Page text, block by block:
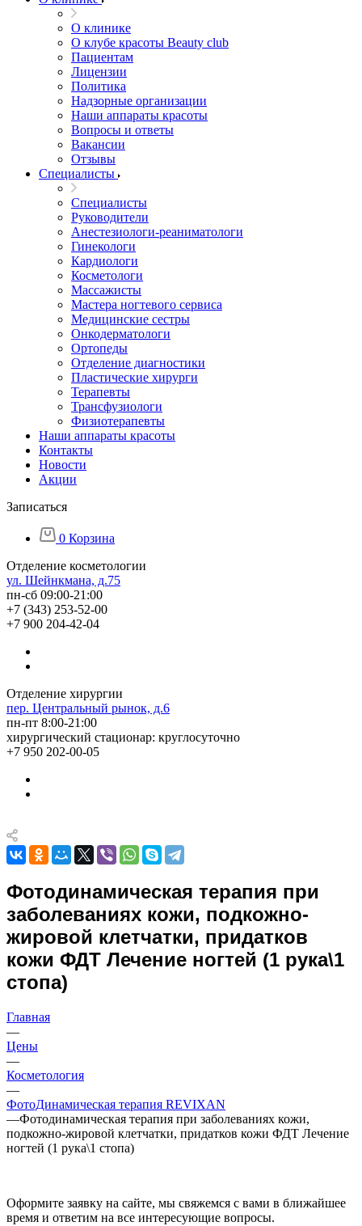
О клинике
О клубе красоты Beauty club
Пациентам
Лицензии
Политика
Надзорные организации
Наши аппараты красоты
Вопросы и ответы
Вакансии
Отзывы
Специалисты
Специалисты
Руководители
Анестезиологи-реаниматологи
Гинекологи
Кардиологи
Косметологи
Массажисты
Мастера ногтевого сервиса
Медицинские сестры
Онкодерматологи
Ортопеды
Отделение диагностики
Пластические хирурги
Терапевты
Трансфузиологи
Физиотерапевты
Наши аппараты красоты
Контакты
Новости
Акции
Записаться
0 Корзина
Отделение косметологии
ул. Шейнкмана, д.75
пн-сб 09:00-21:00
+7 (343) 253-52-00
+7 900 204-42-04
Отделение хирургии
пер. Центральный рынок, д.6
пн-пт 8:00-21:00
хирургический стационар: круглосуточно
+7 950 202-00-05
Фотодинамическая терапия при
заболеваниях кожи, подкожно-
жировой клетчатки, придатков
кожи ФДТ Лечение ногтей (1 рука\1
стопа)
Главная
—
Цены
—
Косметология
—
ФотоДинамическая терапия REVIXAN
—Фотодинамическая терапия при заболеваниях кожи,
подкожно-жировой клетчатки, придатков кожи ФДТ Лечение
ногтей (1 рука\1 стопа)
Оформите заявку на сайте, мы свяжемся с вами в ближайшее
время и ответим на все интересующие вопросы.